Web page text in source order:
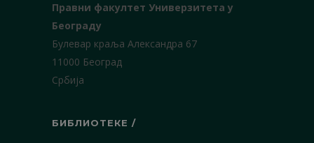
Правни факултет Универзитета у
Београду
Булевар краља Александра 67
11000 Београд
Србија
БИБЛИОТЕКЕ /